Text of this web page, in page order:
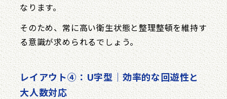
なります。
そのため、常に高い衛生状態と整理整頓を維持す
る意識が求められるでしょう。
レイアウト④：U字型｜効率的な回遊性と
大人数対応